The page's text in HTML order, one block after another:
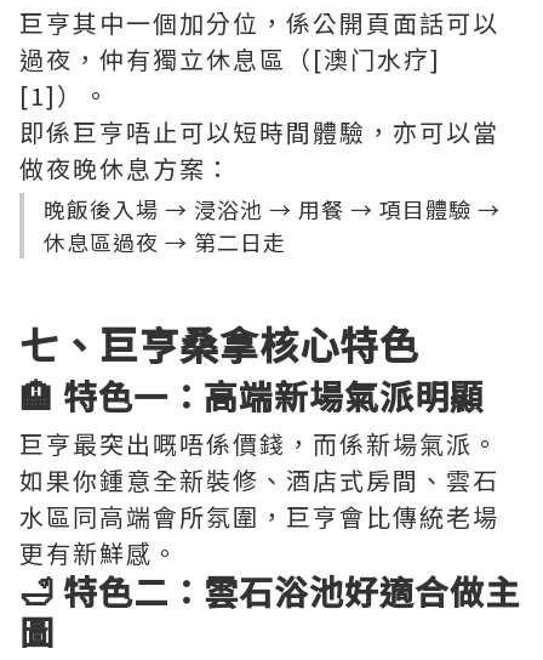
巨亨其中一個加分位，係公開頁面話可以
過夜，仲有獨立休息區（[澳门水疗]
[1]）。
即係巨亨唔止可以短時間體驗，亦可以當
做夜晚休息方案：
晚飯後入場 → 浸浴池 → 用餐 → 項目體驗 →
休息區過夜 → 第二日走
七、巨亨桑拿核心特色
🏨 特色一：高端新場氣派明顯
巨亨最突出嘅唔係價錢，而係新場氣派。
如果你鍾意全新裝修、酒店式房間、雲石
水區同高端會所氛圍，巨亨會比傳統老場
更有新鮮感。
🛁 特色二：雲石浴池好適合做主
圖